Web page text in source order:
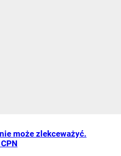
może zlekceważyć.